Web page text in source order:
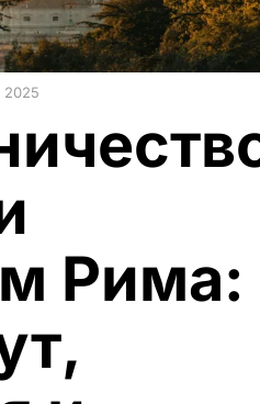
2025
Рима: